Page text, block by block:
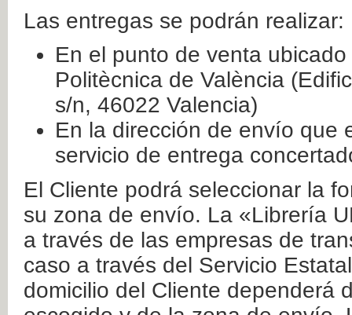
Las entregas se podrán realizar:
En el punto de venta
Politècnica de València
s/n, 46022 Valencia)
En la dirección de envío que
servicio de entrega
El Cliente podrá seleccionar la
su zona de envío. La «Librería
a través de las empresas de
caso a través del Servicio
domicilio del Cliente dependerá